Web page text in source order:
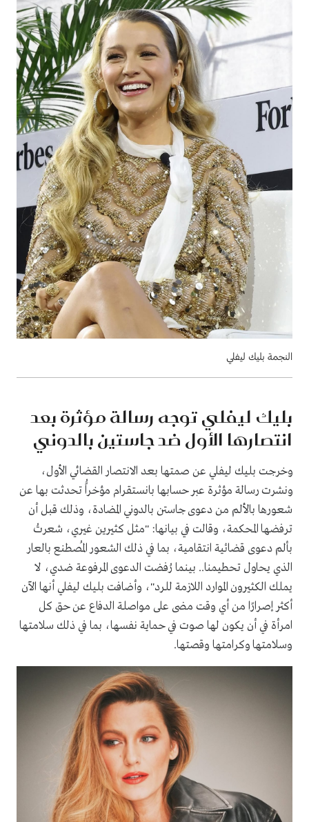
النجمة بليك ليفلي
بليك ليفلي توجه رسالة مؤثرة بعد
انتصارها الأول ضد جاستين بالدوني
وخرجت بليك ليفلي عن صمتها بعد الانتصار القضائي الأول،
ونشرت رسالة مؤثرة عبر حسابها بانستقرام مؤخراًُ تحدثت بها عن
شعورها بالألم من دعوى جاستن بالدوني المضادة، وذلك قبل أن
ترفضها المحكمة، وقالت في بيانها: "مثل كثيرين غيري، شعرتُ
بألم دعوى قضائية انتقامية، بما في ذلك الشعور المُصطنع بالعار
الذي يحاول تحطيمنا.. بينما رُفضت الدعوى المرفوعة ضدي، لا
يملك الكثيرون الموارد اللازمة للرد"، وأضافت بليك ليفلي أنها الآن
أكثر إصرارًا من أي وقت مضى على مواصلة الدفاع عن حق كل
امرأة في أن يكون لها صوت في حماية نفسها، بما في ذلك سلامتها
وسلامتها وكرامتها وقصتها.